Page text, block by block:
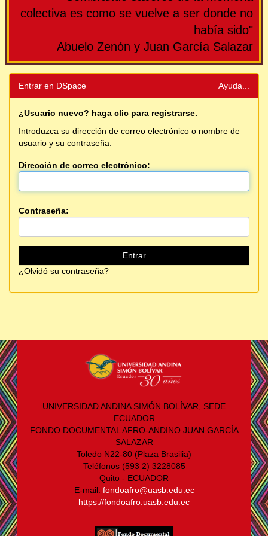
colectiva es como se vuelve a ser donde no
había sido"
Abuelo Zenón y Juan García Salazar
Entrar en DSpace Ayuda...
¿Usuario nuevo? haga clic para registrarse.
Introduzca su dirección de correo electrónico o nombre de
usuario y su contraseña:
Dirección de correo electrónico:
Contraseña:
¿Olvidó su contraseña?
UNIVERSIDAD ANDINA SIMÓN BOLÍVAR, SEDE
ECUADOR
FONDO DOCUMENTAL AFRO-ANDINO JUAN GARCÍA
SALAZAR
Toledo N22-80 (Plaza Brasilia)
Teléfonos (593 2) 3228085
Quito - ECUADOR
E-mail: fondoafro@uasb.edu.ec
https://fondoafro.uasb.edu.ec